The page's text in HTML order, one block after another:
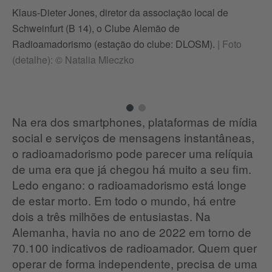
Klaus-Dieter Jones, diretor da associação local de
Schweinfurt (B 14), o Clube Alemão de
Radioamadorismo (estação do clube: DLOSM). | Foto
(detalhe): © Natalia Mleczko
Na era dos smartphones, plataformas de mídia
social e serviços de mensagens instantâneas,
o radioamadorismo pode parecer uma relíquia
de uma era que já chegou há muito a seu fim.
Ledo engano: o radioamadorismo está longe
de estar morto. Em todo o mundo, há entre
dois a três milhões de entusiastas. Na
Alemanha, havia no ano de 2022 em torno de
70.100 indicativos de radioamador. Quem quer
operar de forma independente, precisa de uma